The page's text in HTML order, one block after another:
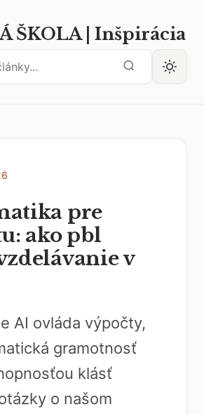
ŠKOLA | Inšpirácia
pre
ako pbl
v
AI ovláda výpočty,
gramotnosť
klásť
o našom